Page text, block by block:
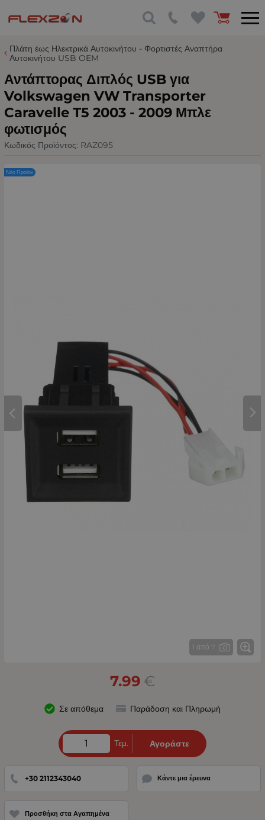
Πλάτη έως Ηλεκτρικά Αυτοκινήτου - Φορτιστές Αναπτήρα
Αυτοκινήτου USB OEM
Αντάπτορας Διπλός USB για
Volkswagen VW Transporter
Caravelle Т5 2003 - 2009 Μπλε
φωτισμός
Κωδικός Προϊόντος: RAZ095
1 από 7
Νέο Προϊόν
7.99 €
Σε απόθεμα Παράδοση και Πληρωμή
Τεμ. Αγοράστε
+30 2112343040 Κάντε μια έρευνα
Προσθήκη στα Αγαπημένα